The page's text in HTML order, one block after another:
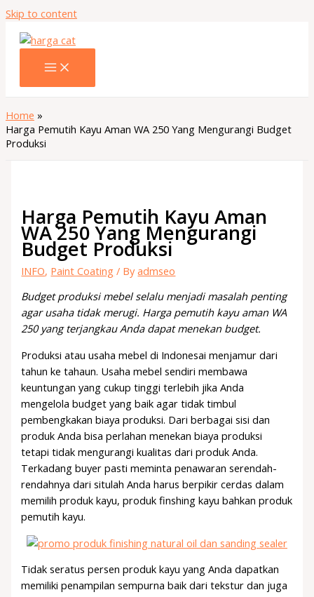
Skip to content
Home
Harga Pemutih Kayu Aman WA 250 Yang Mengurangi Budget
Produksi
Harga Pemutih Kayu Aman
WA 250 Yang Mengurangi
Budget Produksi
INFO, Paint Coating / Byadmseo
Budget produksi mebel selalu menjadi masalah penting
agar usaha tidak merugi. Harga pemutih kayu aman WA
250 yang terjangkau Anda dapat menekan budget.
Produksi atau usaha mebel di Indonesai menjamur dari
tahun ke tahaun. Usaha mebel sendiri membawa
keuntungan yang cukup tinggi terlebih jika Anda
mengelola budget yang baik agar tidak timbul
pembengkakan biaya produksi. Dari berbagai sisi dan
produk Anda bisa perlahan menekan biaya produksi
tetapi tidak mengurangi kualitas dari produk Anda.
Terkadang buyer pasti meminta penawaran serendah-
rendahnya dari situlah Anda harus berpikir cerdas dalam
memilih produk kayu, produk finshing kayu bahkan produk
pemutih kayu.
Tidak seratus persen produk kayu yang Anda dapatkan
memiliki penampilan sempurna baik dari tekstur dan juga